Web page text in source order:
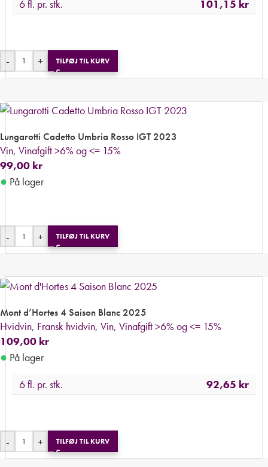
6 fl. pr. stk.
101,15 kr
- + TILFØJ TIL KURV
Lungarotti Cadetto Umbria Rosso IGT 2023
Vin, Vinafgift >6% og <= 15%
99,00 kr
● På lager
- + TILFØJ TIL KURV
Mont d’Hortes 4 Saison Blanc 2025
Hvidvin, Fransk hvidvin, Vin, Vinafgift >6% og <= 15%
109,00 kr
● På lager
6 fl. pr. stk.
92,65 kr
- + TILFØJ TIL KURV